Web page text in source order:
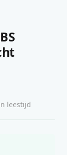
leestijd